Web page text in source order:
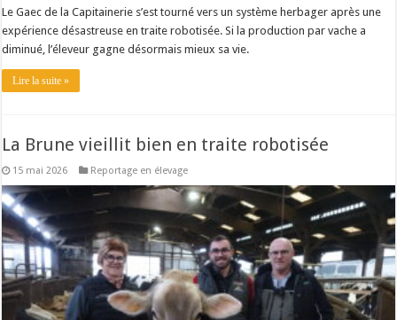
Le Gaec de la Capitainerie s’est tourné vers un système herbager après une
expérience désastreuse en traite robotisée. Si la production par vache a
diminué, l’éleveur gagne désormais mieux sa vie.
Lire la suite »
La Brune vieillit bien en traite robotisée
15 mai 2026 Reportage en élevage